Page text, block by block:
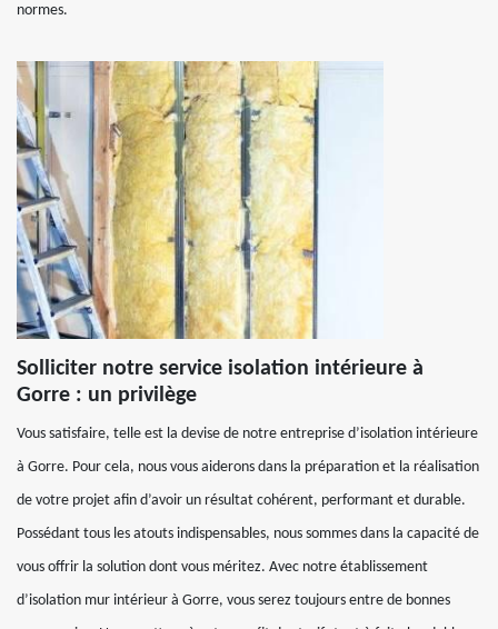
normes.
Solliciter notre service isolation intérieure à
Gorre : un privilège
Vous satisfaire, telle est la devise de notre entreprise d’isolation intérieure
à Gorre. Pour cela, nous vous aiderons dans la préparation et la réalisation
de votre projet afin d’avoir un résultat cohérent, performant et durable.
Possédant tous les atouts indispensables, nous sommes dans la capacité de
vous offrir la solution dont vous méritez. Avec notre établissement
d’isolation mur intérieur à Gorre, vous serez toujours entre de bonnes